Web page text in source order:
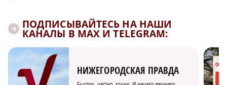
ПОДПИСЫВАЙТЕСЬ НА НАШИ
КАНАЛЫ В MAX И TELEGRAM:
НИЖЕГОРОДСКАЯ ПРАВДА